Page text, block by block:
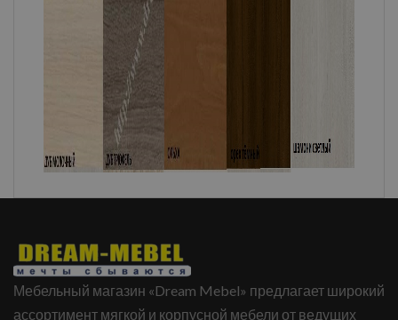
Мебельный магазин «Dream Mebel» предлагает широкий
ассортимент мягкой и корпусной мебели от ведущих